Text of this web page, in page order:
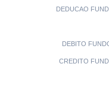
DEDUCAO
DEBITO
CREDITO